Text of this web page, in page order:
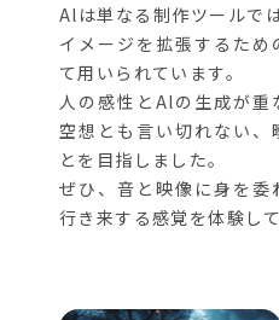
Alは単なる制作ツールで
イメージを拡張するため
て用いられています。
人の感性とAlの生成が重
空想とも言い切れない、
とを目指しました。
ぜひ、音と映像に身を委
行き来する感覚を体験し